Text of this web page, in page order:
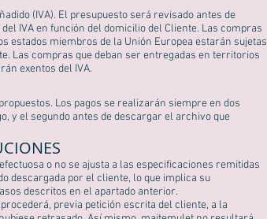
(IVA). El presupuesto será revisado antes de
IVA en función del domicilio del Cliente. Las compras
estados miembros de la Unión Europea estarán sujetas
Las compras que deban ser entregadas en territorios
exentos del IVA.
Los pagos se realizarán siempre en dos
y el segundo antes de descargar el archivo que
o no se ajusta a las especificaciones remitidas
descargada por el cliente, lo que implica su
descritos en el apartado anterior.
previa petición escrita del cliente, a la